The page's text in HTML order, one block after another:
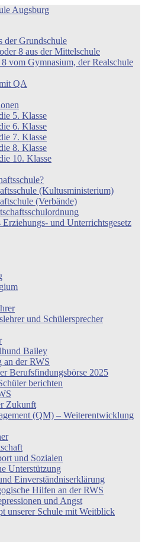
der Grundschule
8 aus der Mittelschule
vom Gymnasium, der Realschule
QA
5. Klasse
6. Klasse
7. Klasse
8. Klasse
10. Klasse
(Kultusministerium)
(Verbände)
Erziehungs- und Unterrichtsgesetz
und Schülersprecher
Bailey
an der RWS
Berufsfindungsbörse 2025
berichten
Zukunft
(QM) – Weiterentwicklung
und Sozialen
Unterstützung
Einverständniserklärung
Hilfen an der RWS
und Angst
unserer Schule mit Weitblick